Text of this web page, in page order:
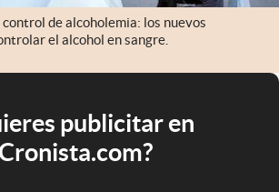
de alcoholemia: los nuevos
el alcohol en sangre.
publicitar en